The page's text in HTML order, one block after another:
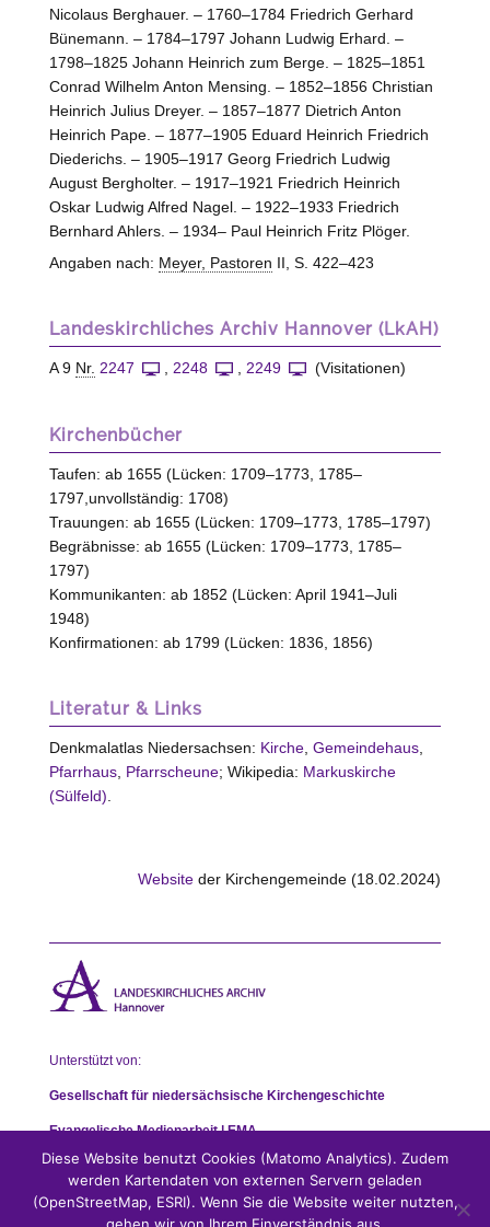
Nicolaus Berghauer. – 1760–1784 Friedrich Gerhard
Bünemann. – 1784–1797 Johann Ludwig Erhard. –
1798–1825 Johann Heinrich zum Berge. – 1825–1851
Conrad Wilhelm Anton Mensing. – 1852–1856 Christian
Heinrich Julius Dreyer. – 1857–1877 Dietrich Anton
Heinrich Pape. – 1877–1905 Eduard Heinrich Friedrich
Diederichs. – 1905–1917 Georg Friedrich Ludwig
August Bergholter. – 1917–1921 Friedrich Heinrich
Oskar Ludwig Alfred Nagel. – 1922–1933 Friedrich
Bernhard Ahlers. – 1934– Paul Heinrich Fritz Plöger.
Angaben nach: Meyer, Pastoren II, S. 422–423
Landeskirchliches Archiv Hannover (LkAH)
A 9 Nr. 2247 2248 2249 (Visitationen)
Kirchenbücher
Taufen: ab 1655 (Lücken: 1709–1773, 1785–
1797,unvollständig: 1708)
Trauungen: ab 1655 (Lücken: 1709–1773, 1785–1797)
Begräbnisse: ab 1655 (Lücken: 1709–1773, 1785–
1797)
Kommunikanten: ab 1852 (Lücken: April 1941–Juli
1948)
Konfirmationen: ab 1799 (Lücken: 1836, 1856)
Literatur & Links
Denkmalatlas Niedersachsen: Kirche, Gemeindehaus,
Pfarrhaus, Pfarrscheune; Wikipedia: Markuskirche
(Sülfeld).
Website der Kirchengemeinde (18.02.2024)
Unterstützt von:
Gesellschaft für niedersächsische Kirchengeschichte
Evangelische Medienarbeit | EMA
Diese Website benutzt Cookies (Matomo Analytics). Zudem
werden Kartendaten von externen Servern geladen
(OpenStreetMap, ESRI). Wenn Sie die Website weiter nutzten,